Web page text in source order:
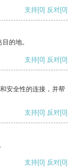
支持[0] 反对[0]
的地。
支持[0] 反对[0]
安全性的连接，并帮
支持[0] 反对[0]
支持[0] 反对[0]